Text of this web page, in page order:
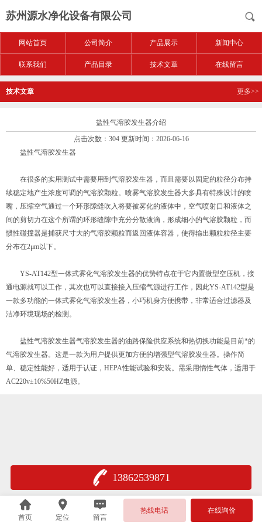
苏州源水净化设备有限公司
网站首页 公司简介 产品展示 新闻中心
联系我们 产品目录 技术文章 在线留言
技术文章 更多>>
盐性气溶胶发生器介绍
点击次数：304 更新时间：2026-06-16
盐性气溶胶发生器
在很多的实用测试中需要用到气溶胶发生器，而且需要以固定的粒径分布持
续稳定地产生浓度可调的气溶胶颗粒。喷雾气溶胶发生器大多具有特殊设计的喷
嘴，压缩空气通过一个环形隙缝吹入将要被雾化的液体中，空气喷射口和液体之
间的剪切力在这个所谓的环形缝隙中充分分散液滴，形成细小的气溶胶颗粒，而
惯性碰撞器是捕获尺寸大的气溶胶颗粒而返回液体容器，使得输出颗粒粒径主要
分布在2μm以下。
YS-AT142型一体式雾化气溶胶发生器的优势特点在于它内置微型空压机，接
通电源就可以工作，其次也可以直接接入压缩气源进行工作，因此YS-AT142型是
一款多功能的一体式雾化气溶胶发生器，小巧机身方便携带，非常适合过滤器及
洁净环境现场的检测。
盐性气溶胶发生器气溶胶发生器的油路保险供应系统和热切换功能是目前*的
气溶胶发生器。这是一款为用户提供更加方便的增强型气溶胶发生器。操作简
单、稳定性能好，适用于认证，HEPA性能试验和安装。需采用惰性气体，适用于
AC220v±10%50HZ电源。
13862539871
首页 定位 留言
热线电话 在线询价